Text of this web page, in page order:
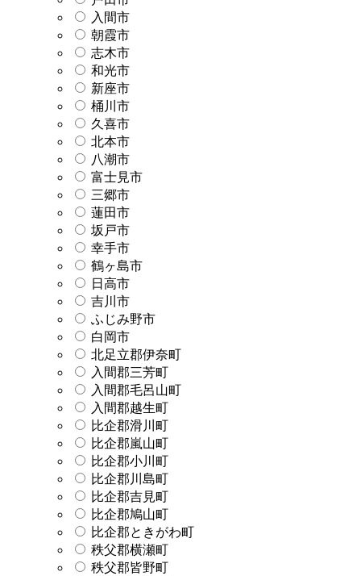
入間市
朝霞市
志木市
和光市
新座市
桶川市
久喜市
北本市
八潮市
富士見市
三郷市
蓮田市
坂戸市
幸手市
鶴ヶ島市
日高市
吉川市
ふじみ野市
白岡市
北足立郡伊奈町
入間郡三芳町
入間郡毛呂山町
入間郡越生町
比企郡滑川町
比企郡嵐山町
比企郡小川町
比企郡川島町
比企郡吉見町
比企郡鳩山町
比企郡ときがわ町
秩父郡横瀬町
秩父郡皆野町